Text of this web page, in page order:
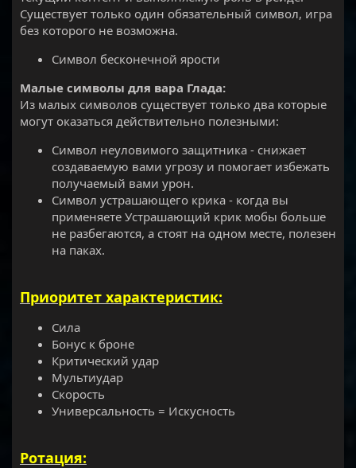
Существует только один обязательный символ, игра
без которого не возможна.
Символ бесконечной ярости
Малые символы для вара Глада:
Из малых символов существует только два которые
могут оказаться действительно полезными:
Символ неуловимого защитника - снижает
создаваемую вами угрозу и помогает избежать
получаемый вами урон.
Символ устрашающего крика - когда вы
применяете Устрашающий крик мобы больше
не разбегаются, а стоят на одном месте, полезен
на паках.
Приоритет характеристик:
Сила
Бонус к броне
Критический удар
Мультиудар
Скорость
Универсальность = Искусность
Ротация: